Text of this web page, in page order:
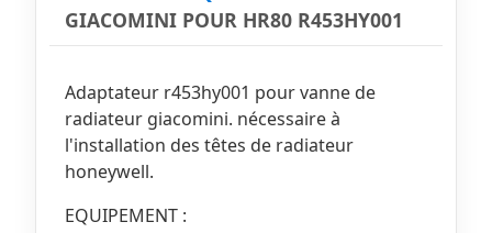
GIACOMINI POUR HR80 R453HY001
Adaptateur r453hy001 pour vanne de
radiateur giacomini. nécessaire à
l'installation des têtes de radiateur
honeywell.
EQUIPEMENT :